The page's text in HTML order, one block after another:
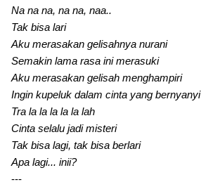
Na na na, na na, naa..
Tak bisa lari
Aku merasakan gelisahnya nurani
Semakin lama rasa ini merasuki
Aku merasakan gelisah menghampiri
Ingin kupeluk dalam cinta yang bernyanyi
Tra la la la la la lah
Cinta selalu jadi misteri
Tak bisa lagi, tak bisa berlari
Apa lagi... inii?
---